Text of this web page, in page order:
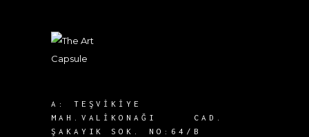
A: TEŞVIKIYE
MAH. VALIKONAĞI CAD.
ŞAKAYIK SOK.
NO:64/B